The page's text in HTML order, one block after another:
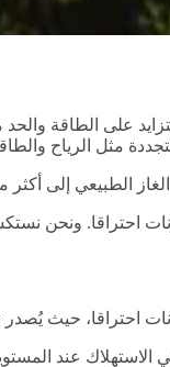
على الطاقة
مثل الرياح
أكثر من النصف بحلول عام 2040
احتراقا. ونحن
احتراقا، حيث
عند